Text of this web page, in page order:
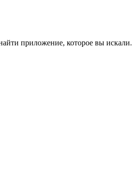
приложение, которое вы искали.